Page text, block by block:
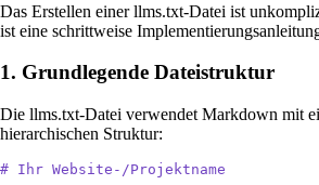
Das Erstellen einer llms.txt-Datei ist
ist eine schrittweise
1. Grundlegende Dateistruktur
Die llms.txt-Datei verwendet Markdown mit
hierarchischen Struktur:
# Ihr Website-/Projektname